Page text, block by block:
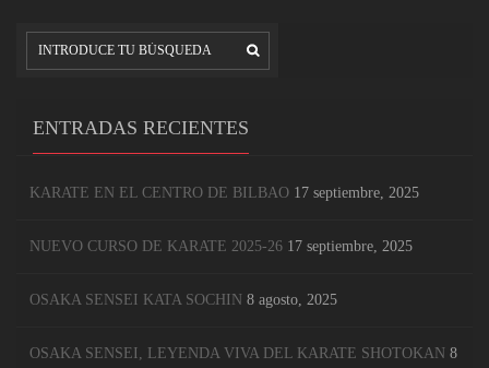
ENTRADAS RECIENTES
KARATE EN EL CENTRO DE BILBAO 17 septiembre, 2025
NUEVO CURSO DE KARATE 2025-26 17 septiembre, 2025
OSAKA SENSEI KATA SOCHIN 8 agosto, 2025
OSAKA SENSEI, LEYENDA VIVA DEL KARATE SHOTOKAN 8